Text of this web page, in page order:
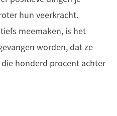
hun veerkracht.
meemaken, is het
worden, dat ze
honderd procent achter